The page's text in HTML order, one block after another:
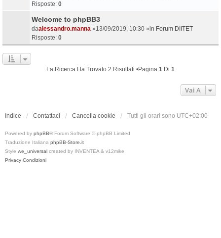
Risposte: 0
Welcome to phpBB3
daalessandro.manna »13/09/2019, 10:30 »in Forum DIITET
Risposte: 0
La Ricerca Ha Trovato 2 Risultati •Pagina 1 Di 1
Vai A
Indice Contattaci Cancella cookie Tutti gli orari sono UTC+02:00
Powered by phpBB® Forum Software © phpBB Limited
Traduzione Italiana phpBB-Store.it
Style we_universal created by INVENTEA & v12mike
Privacy Condizioni